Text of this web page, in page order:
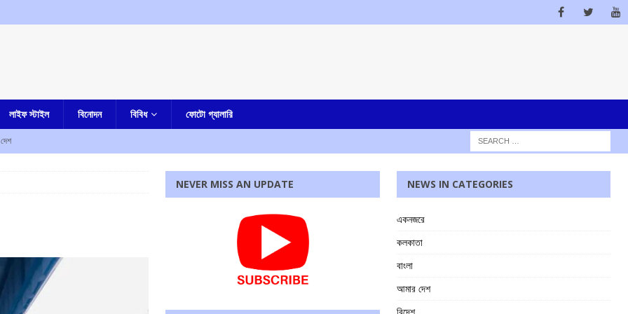
লাইফ স্টাইল বিনোদন বিবিধ ফোটো গ্যালারি
সংগঠনের
মোহন ভাগবত!
দিতে হবে, হুঁশিয়ারি দিলীপ ঘোষের
উত্তেজনা ডোমজুর এলাকায়..
NEVER MISS AN UPDATE NEWS IN CATEGORIES
একনজরে
কলকাতা
বাংলা
আমার দেশ